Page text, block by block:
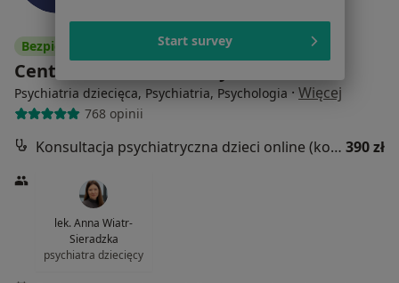
Bezpieczne płatności
Centrum Zdrowia Mosty
Psychiatria dziecięca, Psychiatria, Psychologia · Więcej
768 opinii
Konsultacja psychiatryczna dzieci online (kolejna wizyta) 390 zł
lek. Anna Wiatr-
Sieradzka
psychiatra dziecięcy
Start survey